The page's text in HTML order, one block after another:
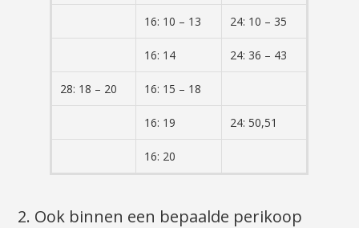
16: 10 – 13 24: 10 – 35
16: 14 24: 36 – 43
28: 18 – 20 16: 15 – 18
16: 19 24: 50,51
16: 20
2. Ook binnen een bepaalde perikoop